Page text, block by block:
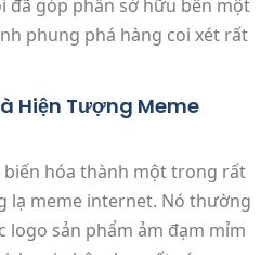
đã góp phần sở hữu bên một
phung phá hàng coi xét rất
Hiện Tượng Meme
biến hóa thành một trong rất
lạ meme internet. Nó thường
logo sản phẩm ảm đạm mỉm